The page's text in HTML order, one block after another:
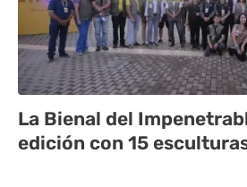
La Bienal del
edición con 15